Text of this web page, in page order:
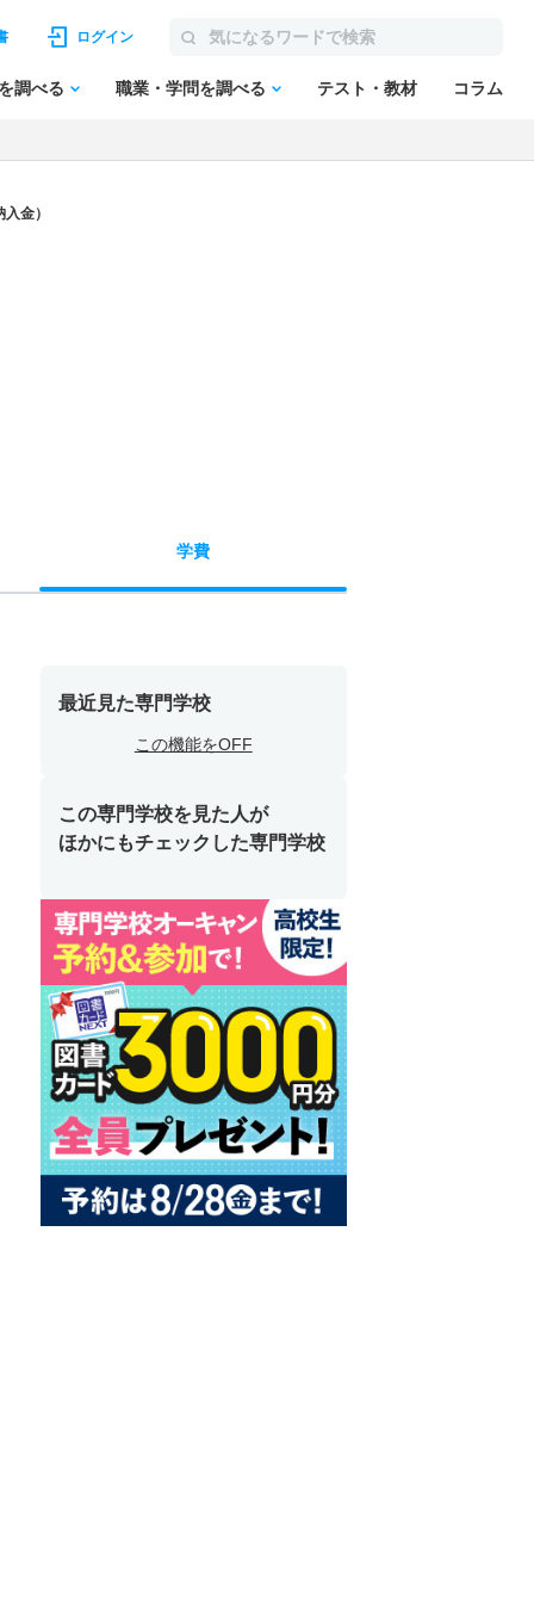
ログイン
調べる 職業・学問を調べる テスト・教材 コラム
金）
学費
最近見た専門学校
この機能をOFF
この専門学校を見た人が
ほかにもチェックした専門学校